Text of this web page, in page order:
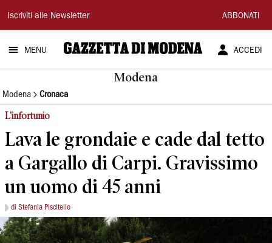
Gazzetta
di
Modena
Iscriviti alle Newsletter ABBONATI
MENU ACCEDI
Modena
Modena Cronaca
L'infortunio
Lava le grondaie e cade dal tetto
a Gargallo di Carpi. Gravissimo
un uomo di 45 anni
di Stefania Piscitello